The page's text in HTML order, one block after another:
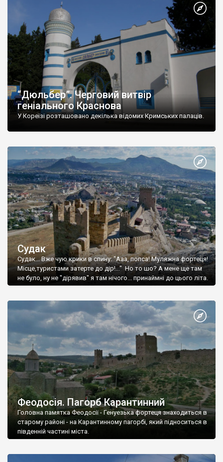
“Дюльбер”. Черговий витвір
геніального Краснова
У Кореїзі розташовано декілька відомих Кримських палаців.
Судак
Судак... Вже чую крики в спину: "Ааа, попса! Муляжна фортеця!
Місце,туристами затерте до дір!..." Но то шо? А мене ще там
не було, ну не "дірявив" я там нічого... принаймні до цього літа.
Феодосія. Пагорб Карантинний
Головна памятка Феодосії - Генуезька фортеця знаходиться в
старому районі - на Карантинному пагорбі, який підноситься в
південній частині міста.